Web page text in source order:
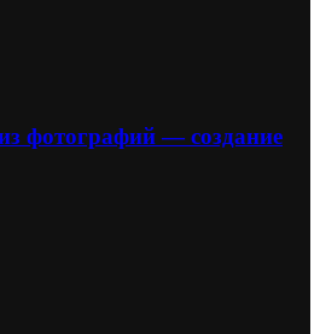
фотографий — создание